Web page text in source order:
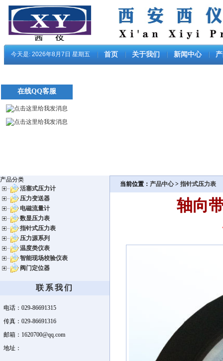
今天是: 2026年8月7日 星期五 首页 关于我们 新闻中心
产品分类
活塞式压力计
压力变送器
电磁流量计
数显压力表
指针式压力表
压力源系列
温度类仪表
智能现场校验仪表
阀门定位器
联系我们
电话：029-86691315
传真：029-86691316
邮箱：1620700@qq.com
地址：
当前位置： 产品中心> 指针式压力表
轴向
在线QQ客服